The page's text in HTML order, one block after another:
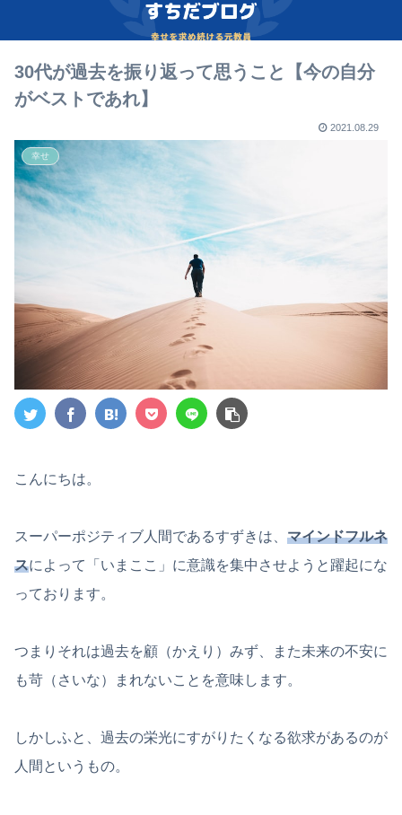
30代が過去を振り返って思うこと【今の自分
がベストであれ】
2021.08.29
幸せ
こんにちは。
スーパーポジティブ人間であるすずきは、 マインドフルネ
スによって「いまここ」に意識を集中させようと躍起にな
っております。
つまりそれは過去を顧（かえり）みず、また未来の不安に
も苛（さいな）まれないことを意味します。
しかしふと、過去の栄光にすがりたくなる欲求があるのが
人間というもの。